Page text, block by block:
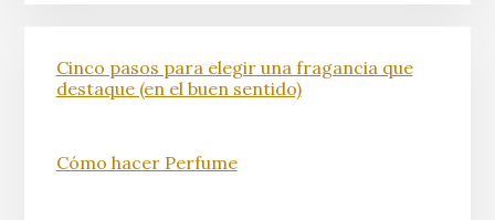
Cinco pasos para elegir una fragancia que
destaque (en el buen sentido)
Cómo hacer Perfume